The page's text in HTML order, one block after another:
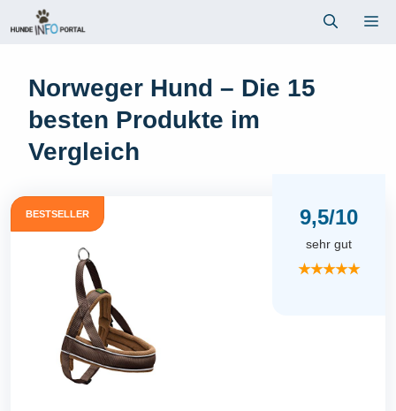
Inhalt
Norweger Hund – Die 15
besten Produkte im
Vergleich
BESTSELLER 9,5/10
sehr gut
★★★★★